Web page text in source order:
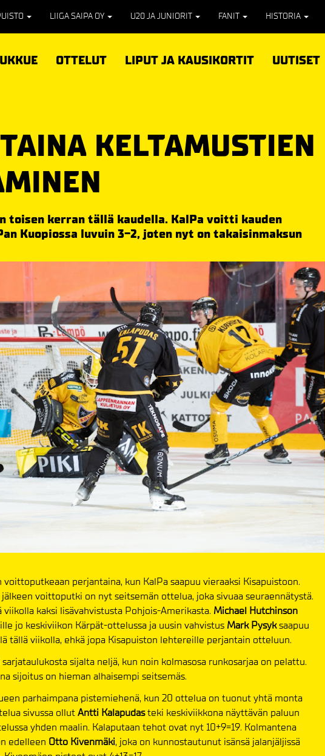
LIIGA SAIPA OY U20 JA JUNIORIT FANIT HISTORIA
OTTELUT LIPUT JA KAUSIKORTIT UUTISET
KELTAMUSTIEN
toisen kerran tällä kaudella. KalPa voitti kauden
Kuopiossa luvuin 3-2, joten nyt on takaisinmaksun
perjantaina, kun KalPa saapuu vieraaksi Kisapuistoon.
voittoputki on nyt seitsemän ottelua, joka sivuaa seuraennätystä.
kaksi lisävahvistusta Pohjois-Amerikasta. Michael Hutchinson
jo keskiviikon Kärpät-ottelussa ja uusin vahvistus Mark Pysyksaapuu
tällä viikolla, ehkä jopa Kisapuiston lehtereille perjantain otteluun.
sijalta neljä, kun noin kolmasosa runkosarjaa on pelattu.
sijoitus on hieman alhaisempi seitsemäs.
parhaimpana pistemiehenä, kun 20 ottelua on tuonut yhtä monta
sivussa ollutAntti Kalapudasteki keskiviikkona näyttävän paluun
yhden maalin. Kalaputaan tehot ovat nyt 10+9=19. Kolmantena
edelleen Otto Kivenmäki, joka on kunnostautunut isänsä jalanjäljissä